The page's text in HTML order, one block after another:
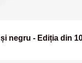
negru - Ediția din